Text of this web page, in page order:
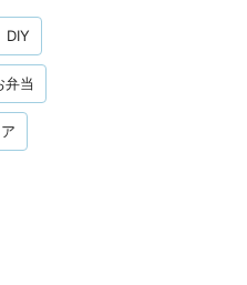
DIY
弁当